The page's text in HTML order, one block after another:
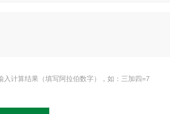
入计算结果（填写阿拉伯数字），如：三加四=7